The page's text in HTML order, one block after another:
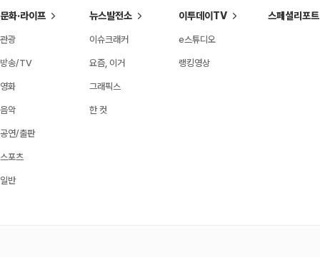
문화·라이프
관광
방송/TV
영화
음악
공연/출판
스포츠
일반
뉴스발전소
이슈크래커
요즘, 이거
그래픽스
한 컷
이투데이TV
e스튜디오
랭킹영상
스페셜리포트